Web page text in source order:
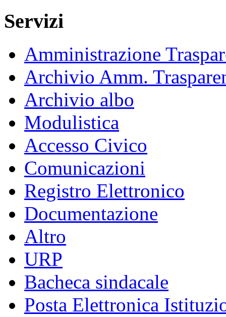
Servizi
Amministrazione
Archivio Amm.
Archivio albo
Modulistica
Accesso Civico
Comunicazioni
Registro Elettronico
Documentazione
Altro
URP
Bacheca sindacale
Posta Elettronica